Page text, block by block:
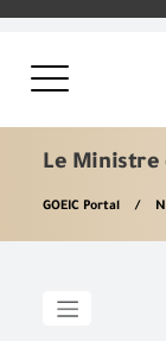
Le Ministre
GOEIC Portal